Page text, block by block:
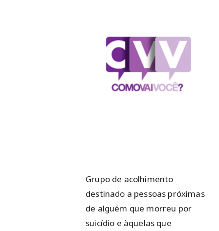
Grupo de acolhimento
destinado a pessoas próximas
de alguém que morreu por
suicídio e àquelas que